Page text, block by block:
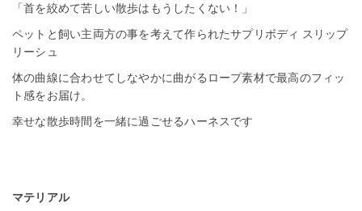
「首を絞めて苦しい散歩はもうしたくない！」
ペットと飼い主両方の事を考えて作られたサプリボディ スリップ
リーシュ
体の曲線に合わせてしなやかに曲がるロープ素材で最高のフィッ
ト感をお届け。
幸せな散歩時間を一緒に過ごせるハーネスです
マテリアル